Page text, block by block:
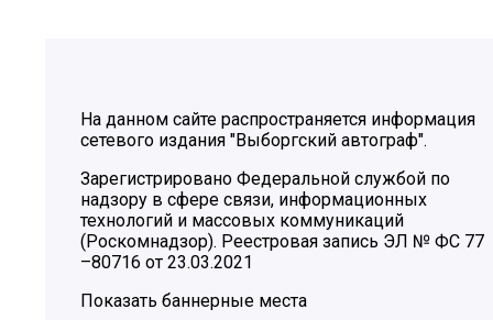
На данном сайте распространяется информация
сетевого издания "Выборгский автограф".
Зарегистрировано Федеральной службой по
надзору в сфере связи, информационных
технологий и массовых коммуникаций
(Роскомнадзор). Реестровая запись ЭЛ № ФС 77
–80716 от 23.03.2021
Показать баннерные места